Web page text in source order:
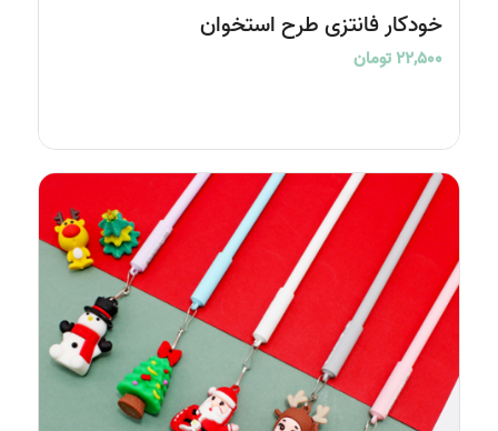
4.92
خودکار فانتزی طرح استخوان
۲۲,۵۰۰تومان